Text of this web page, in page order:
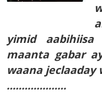
yimid
maanta gabar
waana jeclaaday
....................